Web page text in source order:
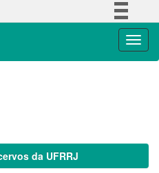
da UFRRJ